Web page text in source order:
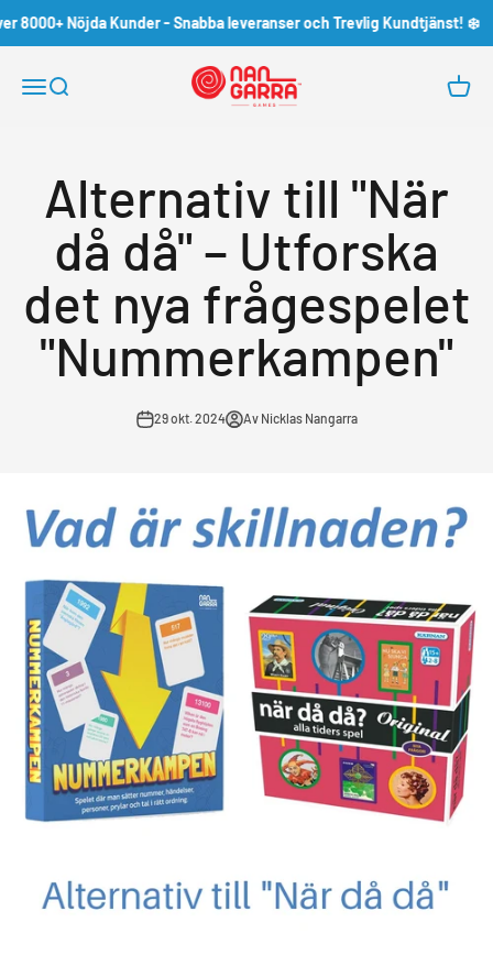
Nöjda Kunder - Snabba leveranser och Trevlig Kundtjänst! ❄️
Öppna navigeringsmenyn
Öppna sök Nangarra Games
Alternativ till "När
då då" – Utforska
det nya frågespelet
"Nummerkampen"
29 okt. 2024 Av Nicklas Nangarra